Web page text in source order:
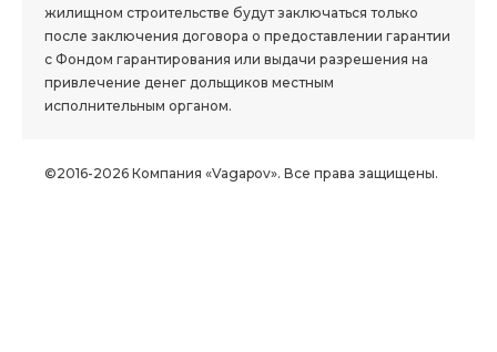
жилищном строительстве будут заключаться только
после заключения договора о предоставлении гарантии
с Фондом гарантирования или выдачи разрешения на
привлечение денег дольщиков местным
исполнительным органом.
©2016-2026 Компания «Vagapov». Все права защищены.